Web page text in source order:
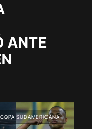
ANTE
COPA SUDAMERICANA